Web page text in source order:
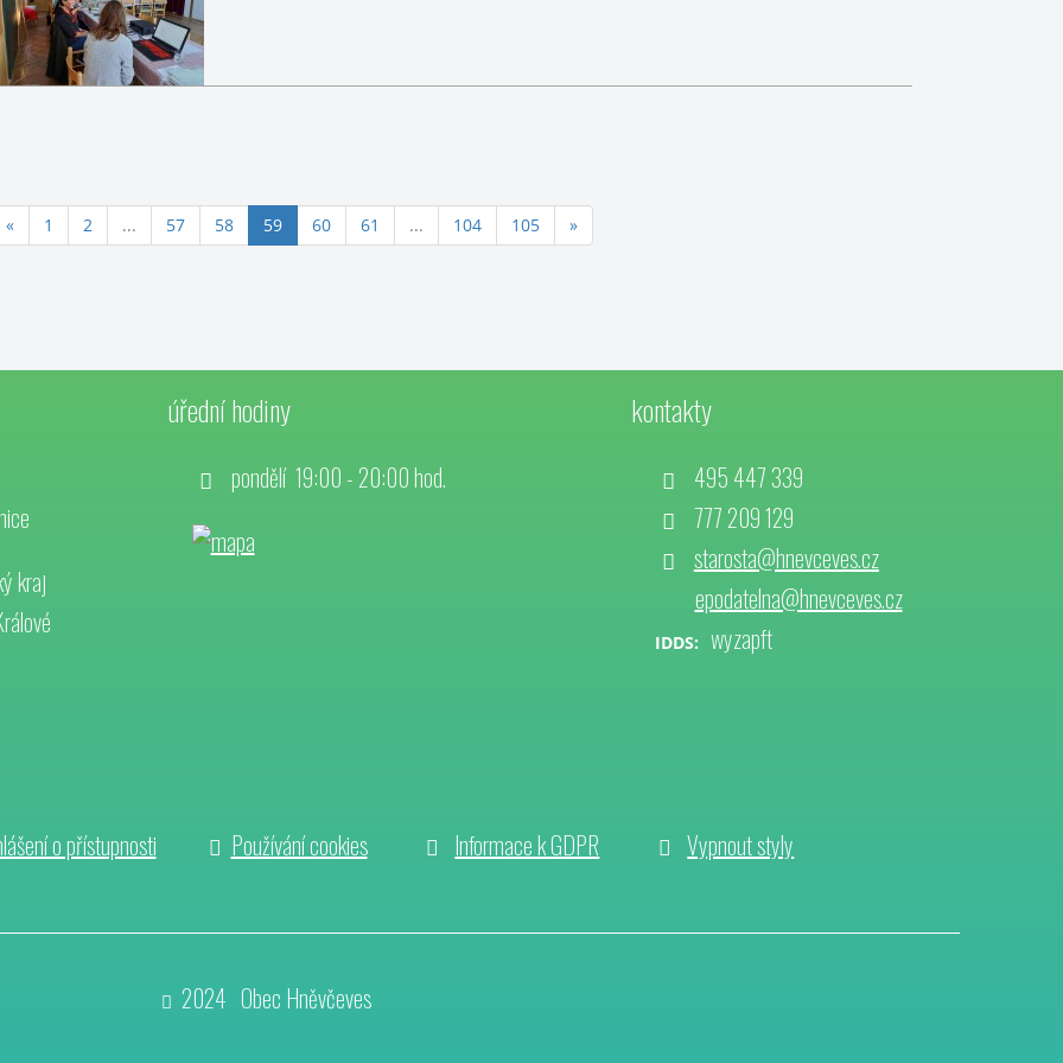
« 1 2 ... 57 58 59(aktuální)
60 61 ... 104 105 »
kraj
úřední hodiny
pondělí 19:00 - 20:00 hod.
kontakty
495 447 339
777 209 129
starosta@hnevceves.cz
epodatelna@hnevceves.cz
IDDS: wyzapft
o přístupnosti Používání cookies Informace k GDPR Vypnout styly
2024 Obec Hněvčeves